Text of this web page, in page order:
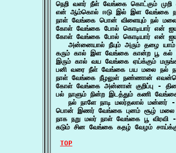
நெறி வளர் நீள் வேங்கை கொட்கும்
என் ஆம்கொல் ஈடு இல் இள வேங்கை
நாள் வேங்கை பொன் விளையும் நல்
கோள் வேங்கை போல் கொடியார் என்
கோள் வேங்கை போல் கொடியார் என்
அன்னையால் நீயும் அரும் தழை
கரும் கால் இள வேங்கை கான்ற பூ
இரும் கால் வய வேங்கை ஏய்க்கும்
பனி வரை நீள் வேங்கை பய மலை நல்
நாள் வேங்கை நீழலுள் நண்ணான்
கோள் வேங்கை அன்னான் குறிப்பு -
பல் நாளும் நின்ற இடத்தும் கணி
நல் நாளே நாடி மலர்தலால் மன்னர் -
பொன் இணர் வேங்கை புனம் சூழ்
நாக நறு மலர் நாள் வேங்கை பூ
கடும் சின வேங்கை கதழ் வேழம்
TOP